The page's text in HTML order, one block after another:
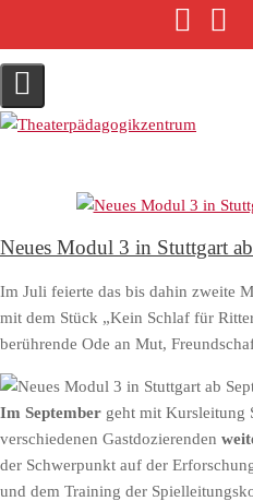
i
t
n
t
Neues Modul 3 in Stuttgart
Im Juli feierte das bis dahin zweite
mit dem Stück „Kein Schlaf für
berührende Ode an Mut,
Im September geht mit Kursleitung
verschiedenen Gastdozierenden
der Schwerpunkt auf der
und dem Training der